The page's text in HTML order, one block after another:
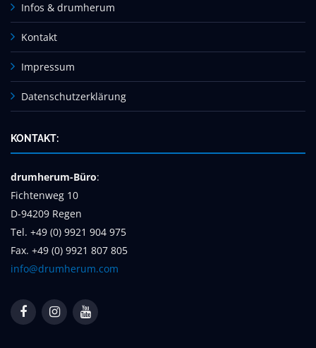
Infos & drumherum
Kontakt
Impressum
Datenschutzerklärung
KONTAKT:
drumherum-Büro:
Fichtenweg 10
D-94209 Regen
Tel. +49 (0) 9921 904 975
Fax. +49 (0) 9921 807 805
info@drumherum.com